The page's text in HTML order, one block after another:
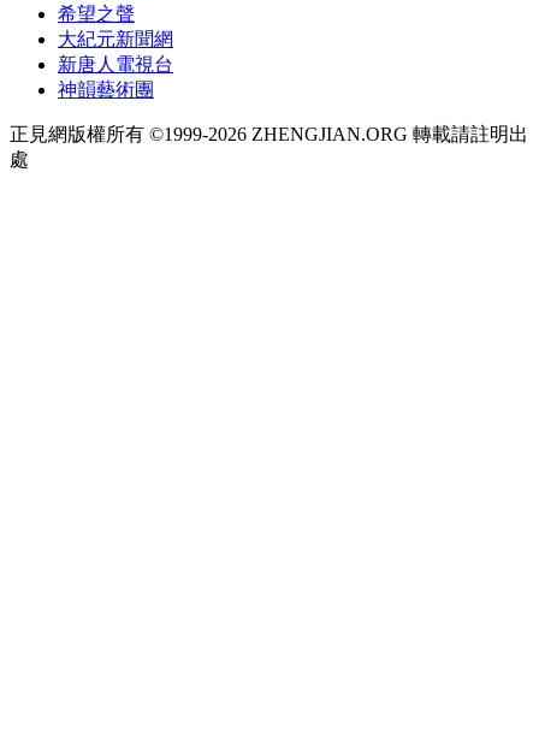
希望之聲
大紀元新聞網
新唐人電視台
神韻藝術團
正見網版權所有 ©1999-2026 ZHENGJIAN.ORG 轉載請註明出
處